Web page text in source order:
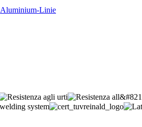
Aluminium-Linie